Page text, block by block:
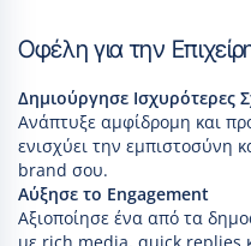
Οφέλη για την
Δημιούργησε Ισχυρότερες
Ανάπτυξε αμφίδρομη και
ενισχύει την εμπιστοσύνη
brand σου.
Αύξησε το Engagement
Αξιοποίησε ένα από τα